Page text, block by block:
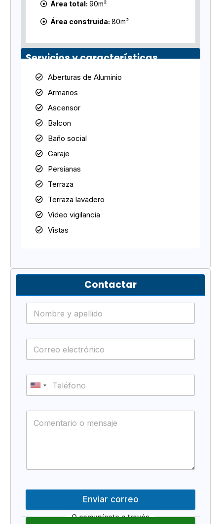
Área total: 90m²
Área construida: 80m²
Servicios y características
Aberturas de Aluminio
Armarios
Ascensor
Balcon
Baño social
Garaje
Persianas
Terraza
Terraza lavadero
Video vigilancia
Vistas
Contactar
Enviar correo